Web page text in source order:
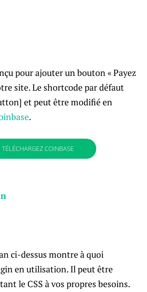
pour ajouter un bouton « Payez
site. Le shortcode par défaut
et peut être modifié en
.
TÉLÉCHARGEZ COINBASE
ci-dessus montre à quoi
en utilisation. Il peut être
le CSS à vos propres besoins.